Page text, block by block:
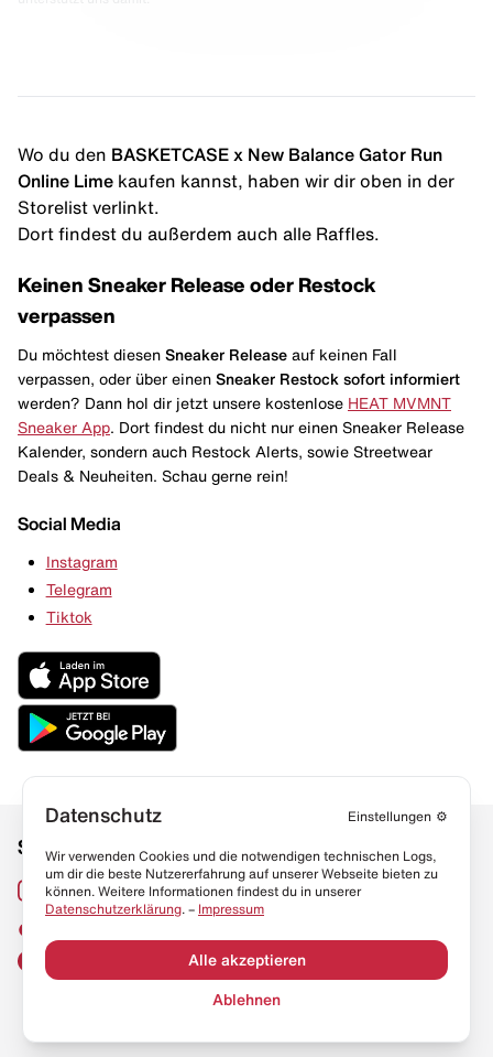
Wo du den BASKETCASE x New Balance Gator Run
Online Lime kaufen kannst, haben wir dir oben in der
Storelist verlinkt.
Dort findest du außerdem auch alle Raffles.
Keinen Sneaker Release oder Restock
verpassen
Du möchtest diesen Sneaker Release auf keinen Fall
verpassen, oder über einen Sneaker Restock sofort informiert
werden? Dann hol dir jetzt unsere kostenlose HEAT MVMNT
Sneaker App . Dort findest du nicht nur einen Sneaker Release
Kalender, sondern auch Restock Alerts, sowie Streetwear
Deals & Neuheiten. Schau gerne rein!
Social Media
Instagram
Telegram
Tiktok
Social Media
Instagram
Links
Sneaker Lexikon
Resell Guide
Datenschutz
Datenschutz Einstellungen ⚙️
Wir verwenden Cookies und die notwendigen technischen Logs,
um dir die beste Nutzererfahrung auf unserer Webseite bieten zu
können. Weitere Informationen findest du in unserer
Datenschutzerklärung. – Impressum
Alle akzeptieren
Ablehnen